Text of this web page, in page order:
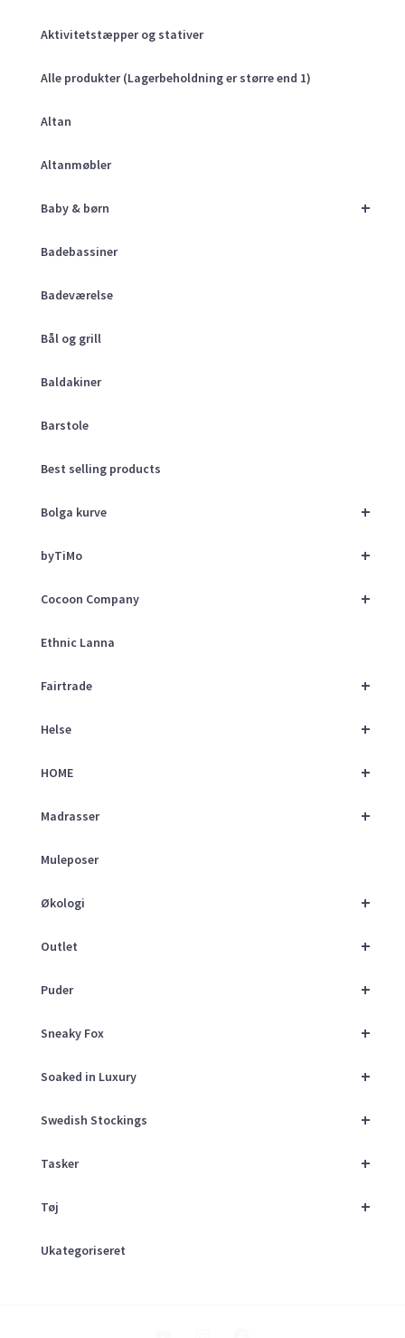
Aktivitetstæpper og stativer
Alle produkter (Lagerbeholdning er større end 1)
Altan
Altanmøbler
+
Baby & børn
Badebassiner
Badeværelse
Bål og grill
Baldakiner
Barstole
Best selling products
+
Bolga kurve
+
byTiMo
+
Cocoon Company
Ethnic Lanna
+
Fairtrade
+
Helse
+
HOME
+
Madrasser
Muleposer
+
Økologi
+
Outlet
+
Puder
+
Sneaky Fox
+
Soaked in Luxury
+
Swedish Stockings
+
Tasker
+
Tøj
Ukategoriseret